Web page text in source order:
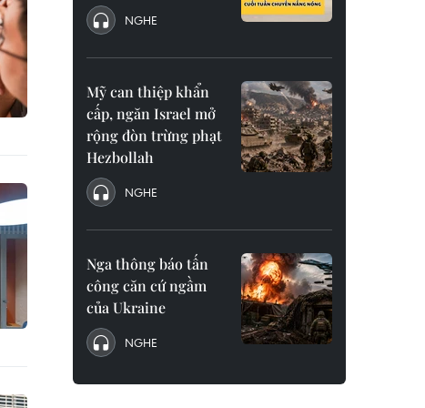
NGHE
Mỹ can thiệp khẩn
cấp, ngăn Israel mở
rộng đòn trừng phạt
Hezbollah
NGHE
Nga thông báo tấn
công căn cứ ngầm
của Ukraine
NGHE